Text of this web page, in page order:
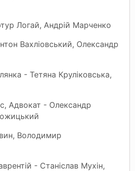
Логай, Андрій Марченко
Вахліовський, Олександр
- Тетяна Круліковська,
Адвокат - Олександр
Володимир
- Станіслав Мухін,